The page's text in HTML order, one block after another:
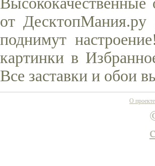
от ДесктопМания.ру
поднимут
картинки в
Все заставки и обои
О проекте